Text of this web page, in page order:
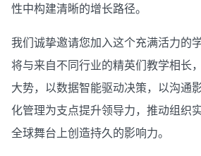
性中构建清晰的增长路径。
我们诚挚邀请您加入这个充满活力的
将与来自不同行业的精英们教学相长
大势，以数据智能驱动决策，以沟通
化管理为支点提升领导力，推动组织
全球舞台上创造持久的影响力。